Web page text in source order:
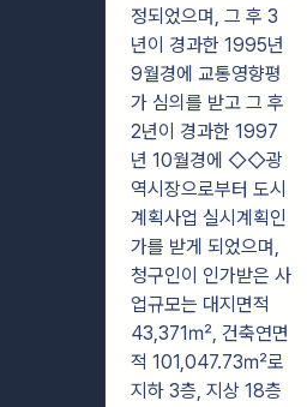
정되었으며, 그 후 3
년이 경과한 1995년
9월경에 교통영향평
가 심의를 받고 그 후
2년이 경과한 1997
년 10월경에 ◇◇광
역시장으로부터 도시
계획사업 실시계획인
가를 받게 되었으며,
청구인이 인가받은 사
업규모는 대지면적
43,371㎡, 건축연면
적 101,047.73㎡로
지하 3층, 지상 18층